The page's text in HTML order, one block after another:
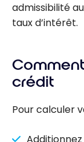
admissibilité
taux d’intérêt.
crédit
Pour calculer